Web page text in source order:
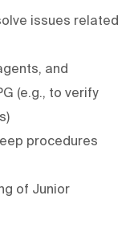
issues related
and
(e.g., to verify
procedures
of Junior